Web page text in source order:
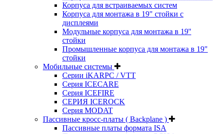
Корпуса для встраиваемых систем
Корпуса для монтажа в 19" стойки с
дисплеями
Модульные корпуса для монтажа в 19''
стойки
Промышленные корпуса для монтажа в 19"
стойки
Мобильные системы
Серии iKARPC / VTT
Серия ICECARE
Серия ICEFIRE
СЕРИЯ ICEROCK
Серия MODAT
Пассивные кросс-платы ( Backplane )
Пассивные платы формата ISA